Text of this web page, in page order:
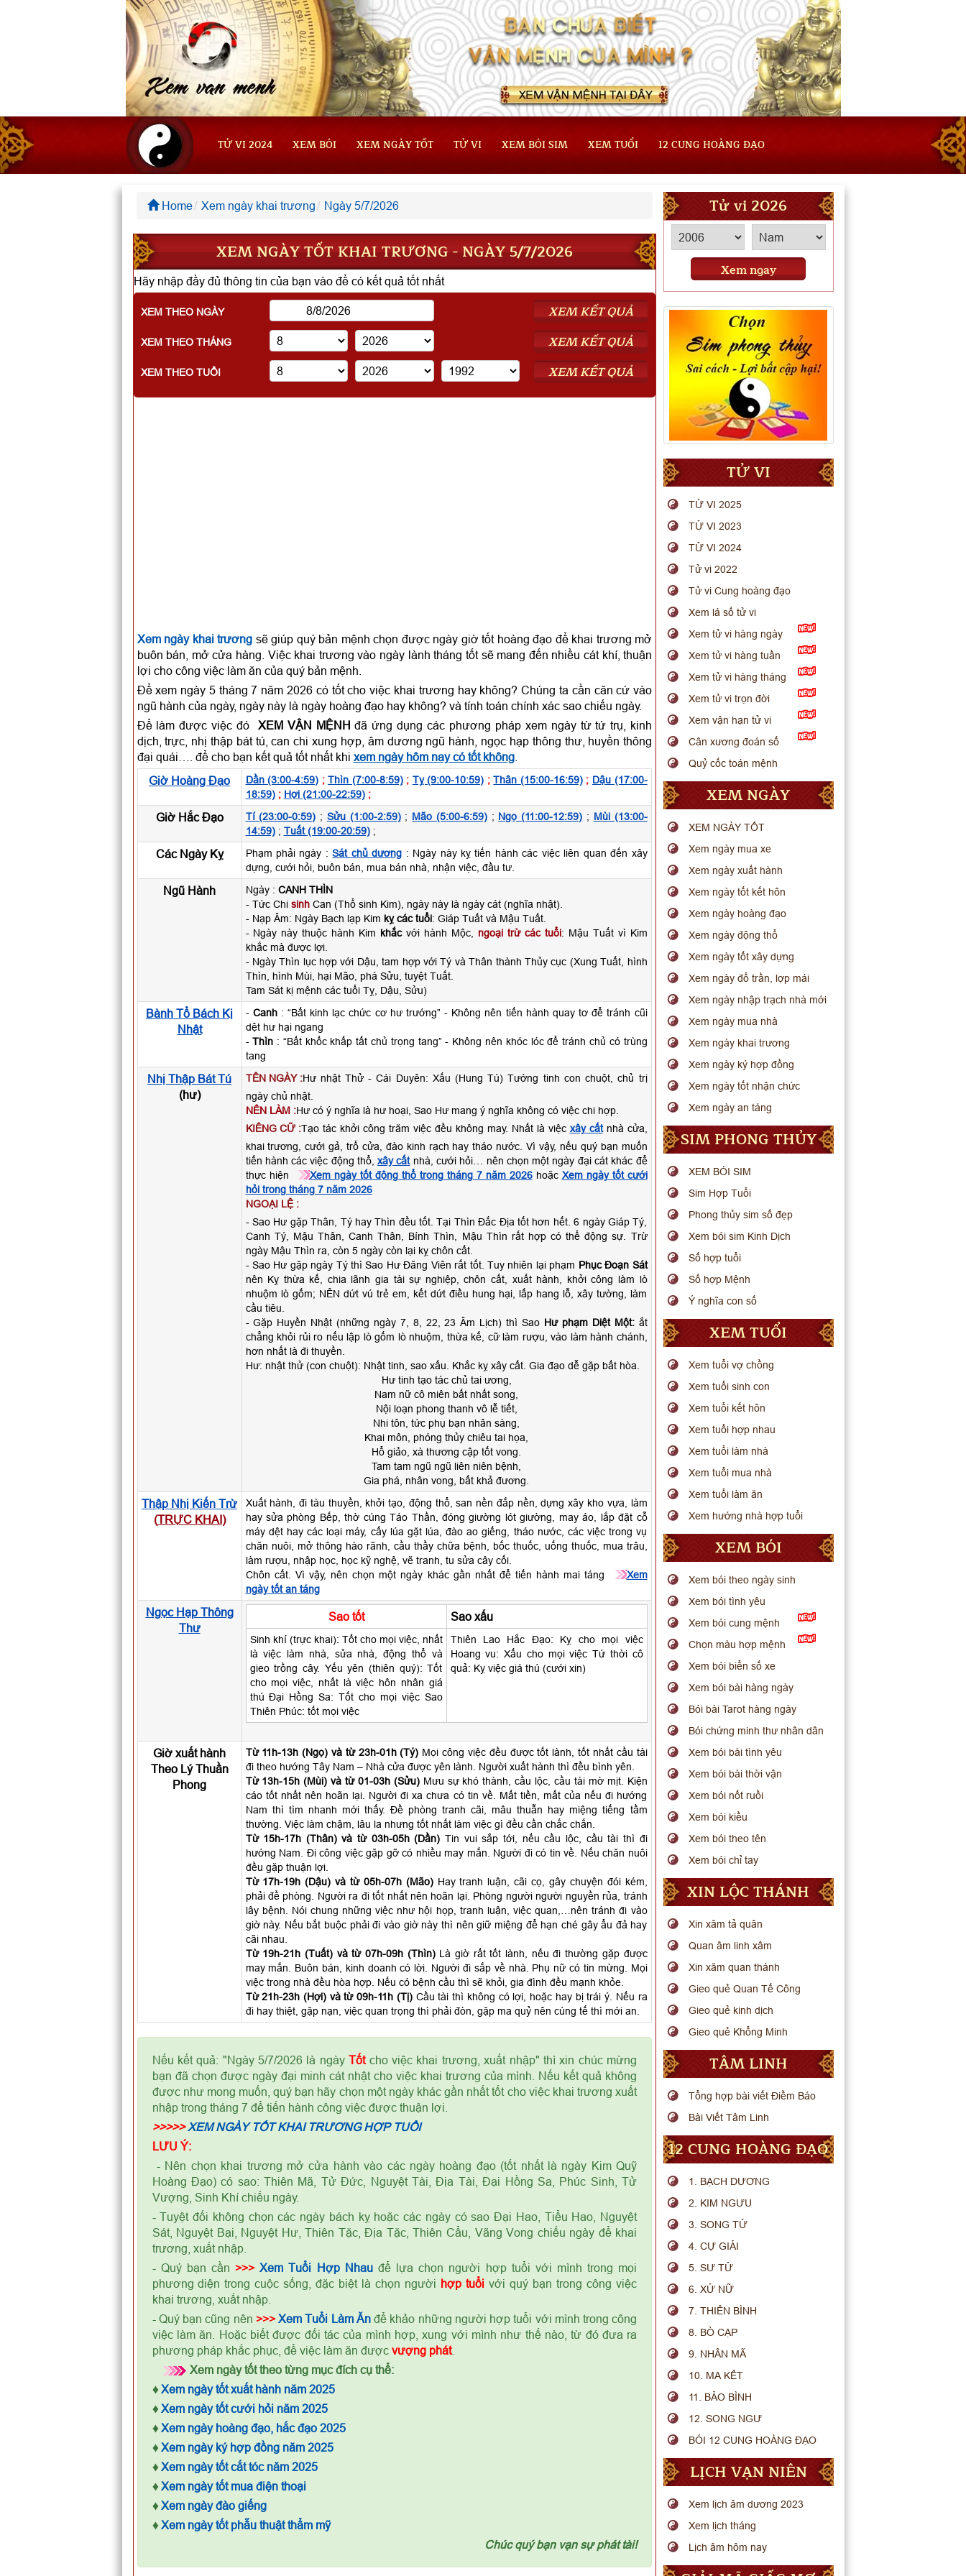
TỬ VI 2024 XEM BÓI XEM NGÀY TỐT TỬ VI XEM BÓI SIM XEM TUỔI 12 CUNG HOÀNG ĐẠO
Home Xem ngày khai trương Ngày 5/7/2026
XEM NGÀY TỐT KHAI TRƯƠNG - NGÀY 5/7/2026
Hãy nhập đầy đủ thông tin của bạn vào để có kết quả tốt nhất
XEM THEO NGÀY XEM KẾT QUẢ
XEM THEO THÁNG XEM KẾT QUẢ
XEM THEO TUỔI XEM KẾT QUẢ
Xem ngày khai trương sẽ giúp quý bản mệnh chọn được ngày giờ tốt hoàng đạo để khai trương mở
buôn bán, mở cửa hàng. Việc khai trương vào ngày lành tháng tốt sẽ mang đến nhiều cát khí, thuận
lợi cho công việc làm ăn của quý bản mệnh.
Để xem ngày 5 tháng 7 năm 2026 có tốt cho việc khai trương hay không? Chúng ta cần căn cứ vào
ngũ hành của ngày, ngày này là ngày hoàng đạo hay không? và tính toán chính xác sao chiếu ngày.
Để làm được việc đó XEM VẬN MỆNH đã ứng dụng các phương pháp xem ngày từ tứ trụ, kinh
dịch, trực, nhị thập bát tú, can chi xung hợp, âm dương ngũ hành, ngọc hạp thông thư, huyền thông
đại quái…. để cho bạn kết quả tốt nhất khi xem ngày hôm nay có tốt không.
Giờ Hoàng Đạo
Dần (3:00-4:59) ;Thìn (7:00-8:59); Tỵ (9:00-10:59) ;Thân (15:00-16:59); Dậu (17:00-
18:59); Hợi (21:00-22:59);
Giờ Hắc Đạo Tí (23:00-0:59) ; Sửu (1:00-2:59); Mão (5:00-6:59); Ngọ (11:00-12:59) ; Mùi (13:00-
14:59); Tuất (19:00-20:59);
Các Ngày Kỵ Phạm phải ngày : Sát chủ dương : Ngày này kỵ tiến hành các việc liên quan đến xây
dựng, cưới hỏi, buôn bán, mua bán nhà, nhận việc, đầu tư.
Ngũ Hành Ngày : CANH THÌN
- Tức Chi sinhCan (Thổ sinh Kim), ngày này là ngày cát (nghĩa nhật).
- Nạp Âm: Ngày Bạch lạp Kim kỵ các tuổi: Giáp Tuất và Mậu Tuất.
- Ngày này thuộc hành Kim khắcvới hành Mộc, ngoại trừ các tuổi: Mậu Tuất vì Kim
khắc mà được lợi.
- Ngày Thìn lục hợp với Dậu, tam hợp với Tý và Thân thành Thủy cục (Xung Tuất, hình
Thìn, hình Mùi, hại Mão, phá Sửu, tuyệt Tuất.
Tam Sát kị mệnh các tuổi Tỵ, Dậu, Sửu)
Bành Tổ Bách Kị
Nhật
- Canh: “Bất kinh lạc chức cơ hư trướng” - Không nên tiến hành quay tơ để tránh cũi
dệt hư hại ngang
-Thìn : “Bất khốc khấp tất chủ trọng tang” - Không nên khóc lóc để tránh chủ có trùng
tang
Nhị Thập Bát Tú
(hư)
TÊN NGÀY :Hư nhật Thử - Cái Duyên: Xấu (Hung Tú) Tướng tinh con chuột, chủ trị
ngày chủ nhật.
NÊN LÀM :Hư có ý nghĩa là hư hoại, Sao Hư mang ý nghĩa không có việc chi hợp.
KIÊNG CỮ :Tạo tác khởi công trăm việc đều không may. Nhất là việc xây cấtnhà cửa,
khai trương, cưới gả, trổ cửa, đào kinh rạch hay tháo nước. Vì vậy, nếu quý bạn muốn
tiến hành các việc động thổ,xây cấtnhà, cưới hỏi… nên chọn một ngày đại cát khác để
thực hiện
Xem ngày tốt động thổ trong tháng 7 năm 2026hoặc Xem ngày tốt cưới
hỏi trong tháng 7 năm 2026
NGOẠI LỆ :
- Sao Hư gặp Thân, Tý hay Thìn đều tốt. Tại Thìn Đắc Địa tốt hơn hết. 6 ngày Giáp Tý,
Canh Tý, Mậu Thân, Canh Thân, Bính Thìn, Mậu Thìn rất hợp có thể động sự. Trừ
ngày Mậu Thìn ra, còn 5 ngày còn lại kỵ chôn cất.
- Sao Hư gặp ngày Tý thì Sao Hư Đăng Viên rất tốt. Tuy nhiên lại phạm Phục Đoạn Sát
nên Kỵ thừa kế, chia lãnh gia tài sự nghiệp, chôn cất, xuất hành, khởi công làm lò
nhuộm lò gốm; NÊN dứt vú trẻ em, kết dứt điều hung hại, lấp hang lỗ, xây tường, làm
cầu tiêu.
- Gặp Huyền Nhật (những ngày 7, 8, 22, 23 Âm Lịch) thì Sao Hư phạm Diệt Một:ắt
chẳng khỏi rủi ro nếu lập lò gốm lò nhuộm, thừa kế, cữ làm rượu, vào làm hành chánh,
hơn nhất là đi thuyền.
Hư: nhật thử (con chuột): Nhật tinh, sao xấu. Khắc kỵ xây cất. Gia đạo dễ gặp bất hòa.
Hư tinh tạo tác chủ tai ương,
Nam nữ cô miên bất nhất song,
Nội loạn phong thanh vô lễ tiết,
Nhi tôn, tức phụ bạn nhân sàng,
Khai môn, phóng thủy chiêu tai họa,
Hổ giảo, xà thương cập tốt vong.
Tam tam ngũ ngũ liên niên bệnh,
Gia phá, nhân vong, bất khả đương.
Thập Nhị Kiến Trừ
(TRỰC KHAI)
Xuất hành, đi tàu thuyền, khởi tạo, động thổ, san nền đắp nền, dựng xây kho vựa, làm
hay sửa phòng Bếp, thờ cúng Táo Thần, đóng giường lót giường, may áo, lắp đặt cỗ
máy dệt hay các loại máy, cấy lúa gặt lúa, đào ao giếng, tháo nước, các việc trong vụ
chăn nuôi, mở thông hào rãnh, cầu thầy chữa bệnh, bốc thuốc, uống thuốc, mua trâu,
làm rượu, nhập học, học kỹ nghệ, vẽ tranh, tu sửa cây cối.
Chôn cất. Vì vậy, nên chọn một ngày khác gần nhất để tiến hành mai táng
Xem
ngày tốt an táng
Ngọc Hạp Thông
Thư
Sao tốt Sao xấu
Sinh khí (trực khai): Tốt cho mọi việc, nhất
là việc làm nhà, sửa nhà, động thổ và
gieo trồng cây. Yếu yên (thiên quý): Tốt
cho mọi việc, nhất là việc hôn nhân giá
thú Đại Hồng Sa: Tốt cho mọi việc Sao
Thiên Phúc: tốt mọi việc
Thiên Lao Hắc Đạo: Kỵ cho mọi việc
Hoang vu: Xấu cho mọi việc Tứ thời cô
quả: Kỵ việc giá thú (cưới xin)
Giờ xuất hành
Theo Lý Thuần
Phong
Từ 11h-13h (Ngọ) và từ 23h-01h (Tý) Mọi công việc đều được tốt lành, tốt nhất cầu tài
đi theo hướng Tây Nam – Nhà cửa được yên lành. Người xuất hành thì đều bình yên.
Từ 13h-15h (Mùi) và từ 01-03h (Sửu) Mưu sự khó thành, cầu lộc, cầu tài mờ mịt. Kiện
cáo tốt nhất nên hoãn lại. Người đi xa chưa có tin về. Mất tiền, mất của nếu đi hướng
Nam thì tìm nhanh mới thấy. Đề phòng tranh cãi, mâu thuẫn hay miệng tiếng tầm
thường. Việc làm chậm, lâu la nhưng tốt nhất làm việc gì đều cần chắc chắn.
Từ 15h-17h (Thân) và từ 03h-05h (Dần) Tin vui sắp tới, nếu cầu lộc, cầu tài thì đi
hướng Nam. Đi công việc gặp gỡ có nhiều may mắn. Người đi có tin về. Nếu chăn nuôi
đều gặp thuận lợi.
Từ 17h-19h (Dậu) và từ 05h-07h (Mão) Hay tranh luận, cãi cọ, gây chuyện đói kém,
phải đề phòng. Người ra đi tốt nhất nên hoãn lại. Phòng người người nguyền rủa, tránh
lây bệnh. Nói chung những việc như hội họp, tranh luận, việc quan,…nên tránh đi vào
giờ này. Nếu bắt buộc phải đi vào giờ này thì nên giữ miệng để hạn ché gây ẩu đả hay
cãi nhau.
Từ 19h-21h (Tuất) và từ 07h-09h (Thìn) Là giờ rất tốt lành, nếu đi thường gặp được
may mắn. Buôn bán, kinh doanh có lời. Người đi sắp về nhà. Phụ nữ có tin mừng. Mọi
việc trong nhà đều hòa hợp. Nếu có bệnh cầu thì sẽ khỏi, gia đình đều mạnh khỏe.
Từ 21h-23h (Hợi) và từ 09h-11h (Tị) Cầu tài thì không có lợi, hoặc hay bị trái ý. Nếu ra
đi hay thiệt, gặp nạn, việc quan trọng thì phải đòn, gặp ma quỷ nên cúng tế thì mới an.
Nếu kết quả: "Ngày 5/7/2026 là ngàyTốtcho việc khai trương, xuất nhập" thì xin chúc mừng
bạn đã chọn được ngày đại minh cát nhật cho việc khai trương của mình. Nếu kết quả không
được như mong muốn, quý bạn hãy chọn một ngày khác gần nhất tốt cho việc khai trương xuất
nhập trong tháng 7 để tiến hành công việc được thuận lợi.
>>>>> XEM NGÀY TỐT KHAI TRƯƠNG HỢP TUỔI
LƯU Ý:
- Nên chọn khai trương mở cửa hành vào các ngày hoàng đạo (tốt nhất là ngày Kim Quỹ
Hoàng Đạo) có sao: Thiên Mã, Tử Đức, Nguyệt Tài, Địa Tài, Đại Hồng Sa, Phúc Sinh, Tử
Vượng, Sinh Khí chiếu ngày.
- Tuyệt đối không chọn các ngày bách kỵ hoặc các ngày có sao Đại Hao, Tiểu Hao, Nguyệt
Sát, Nguyệt Bại, Nguyệt Hư, Thiên Tặc, Địa Tặc, Thiên Cẩu, Vãng Vong chiếu ngày để khai
trương, xuất nhập.
- Quý bạn cần>>> Xem Tuổi Hợp Nhauđể lựa chọn người hợp tuổi với mình trong mọi
phương diện trong cuộc sống, đặc biệt là chọn người hợp tuổi với quý bạn trong công việc
khai trương, xuất nhập.
- Quý bạn cũng nên >>> Xem Tuổi Làm Ănđể khảo những người hợp tuổi với mình trong công
việc làm ăn. Hoặc biết được đối tác của mình hợp, xung với mình như thế nào, từ đó đưa ra
phương pháp khắc phục, để việc làm ăn được vượng phát.
Xem ngày tốt theo từng mục đích cụ thể:
♦ Xem ngày tốt xuất hành năm 2025
♦ Xem ngày tốt cưới hỏi năm 2025
♦ Xem ngày hoàng đạo, hắc đạo 2025
♦ Xem ngày ký hợp đồng năm 2025
♦ Xem ngày tốt cắt tóc năm 2025
♦ Xem ngày tốt mua điện thoại
♦ Xem ngày đào giếng
♦ Xem ngày tốt phẫu thuật thẩm mỹ
Chúc quý bạn vạn sự phát tài!
Tử vi 2026
Xem ngay
TỬ VI
TỬ VI 2025
TỬ VI 2023
TỬ VI 2024
Tử vi 2022
Tử vi Cung hoàng đạo
Xem lá số tử vi
Xem tử vi hàng ngày
Xem tử vi hàng tuần
Xem tử vi hàng tháng
Xem tử vi trọn đời
Xem vận hạn tử vi
Cân xương đoán số
Quỷ cốc toán mệnh
XEM NGÀY
XEM NGÀY TỐT
Xem ngày mua xe
Xem ngày xuất hành
Xem ngày tốt kết hôn
Xem ngày hoàng đạo
Xem ngày động thổ
Xem ngày tốt xây dựng
Xem ngày đổ trần, lợp mái
Xem ngày nhập trạch nhà mới
Xem ngày mua nhà
Xem ngày khai trương
Xem ngày ký hợp đồng
Xem ngày tốt nhận chức
Xem ngày an táng
SIM PHONG THỦY
XEM BÓI SIM
Sim Hợp Tuổi
Phong thủy sim số đẹp
Xem bói sim Kinh Dịch
Số hợp tuổi
Số hợp Mệnh
Ý nghĩa con số
XEM TUỔI
Xem tuổi vợ chồng
Xem tuổi sinh con
Xem tuổi kết hôn
Xem tuổi hợp nhau
Xem tuổi làm nhà
Xem tuổi mua nhà
Xem tuổi làm ăn
Xem hướng nhà hợp tuổi
XEM BÓI
Xem bói theo ngày sinh
Xem bói tình yêu
Xem bói cung mệnh
Chọn màu hợp mệnh
Xem bói biển số xe
Xem bói bài hàng ngày
Bói bài Tarot hàng ngày
Bói chứng minh thư nhân dân
Xem bói bài tình yêu
Xem bói bài thời vận
Xem bói nốt ruồi
Xem bói kiều
Xem bói theo tên
Xem bói chỉ tay
XIN LỘC THÁNH
Xin xăm tả quân
Quan âm linh xâm
Xin xăm quan thánh
Gieo quẻ Quan Tế Công
Gieo quẻ kinh dịch
Gieo quẻ Khổng Minh
TÂM LINH
Tổng hợp bài viết Điềm Báo
Bài Viết Tâm Linh
12 CUNG HOÀNG ĐẠO
1. BẠCH DƯƠNG
2. KIM NGƯU
3. SONG TỬ
4. CỰ GIẢI
5. SƯ TỬ
6. XỬ NỮ
7. THIÊN BÌNH
8. BÒ CẠP
9. NHÂN MÃ
10. MA KẾT
11. BẢO BÌNH
12. SONG NGƯ
BÓI 12 CUNG HOÀNG ĐẠO
LỊCH VẠN NIÊN
Xem lịch âm dương 2023
Xem lịch tháng
Lịch âm hôm nay